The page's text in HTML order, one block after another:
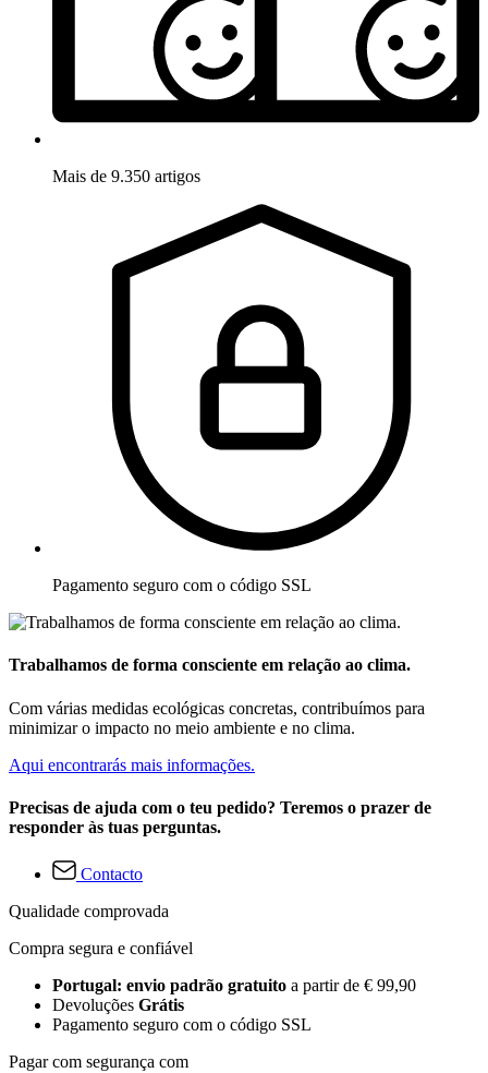
Mais de 9.350 artigos
Pagamento seguro com o código SSL
Trabalhamos de forma consciente em relação ao clima.
Com várias medidas ecológicas concretas, contribuímos para
minimizar o impacto no meio ambiente e no clima.
Aqui encontrarás mais informações.
Precisas de ajuda com o teu pedido? Teremos o prazer de
responder às tuas perguntas.
Contacto
Qualidade comprovada
Compra segura e confiável
Portugal: envio padrão gratuito a partir de € 99,90
Devoluções Grátis
Pagamento seguro com o código SSL
Pagar com segurança com